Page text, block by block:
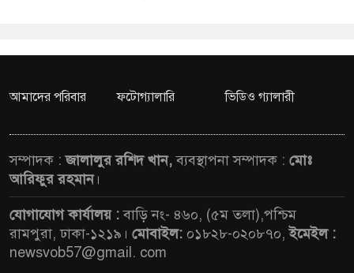
আমাদের পরিবার ফটোগ্যালারি ভিডিও গ্যালারী
সম্পাদক :জালালুর রশিদ খান,ব্যবস্থাপনা সম্পাদক : মোঃ
আরিফুর রহমান।
যোগাযোগ কার্যালয় :বাড়ি নং- ৪৬০, (৫ম তলা),পশ্চিম
রামপুরা, ঢাকা-১২১৯। মোবাইল: ০১৮২৮-০২০৮৭০,ইমেইল :
newsvob57@gmail. com